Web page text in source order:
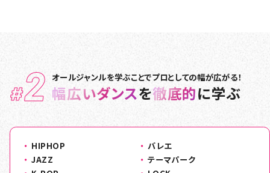
#2 オールジャンルを学ぶことでプロとしての幅が広がる！
幅広いダンスを徹底的に学ぶ
HIPHOP
バレエ
JAZZ
テーマパーク